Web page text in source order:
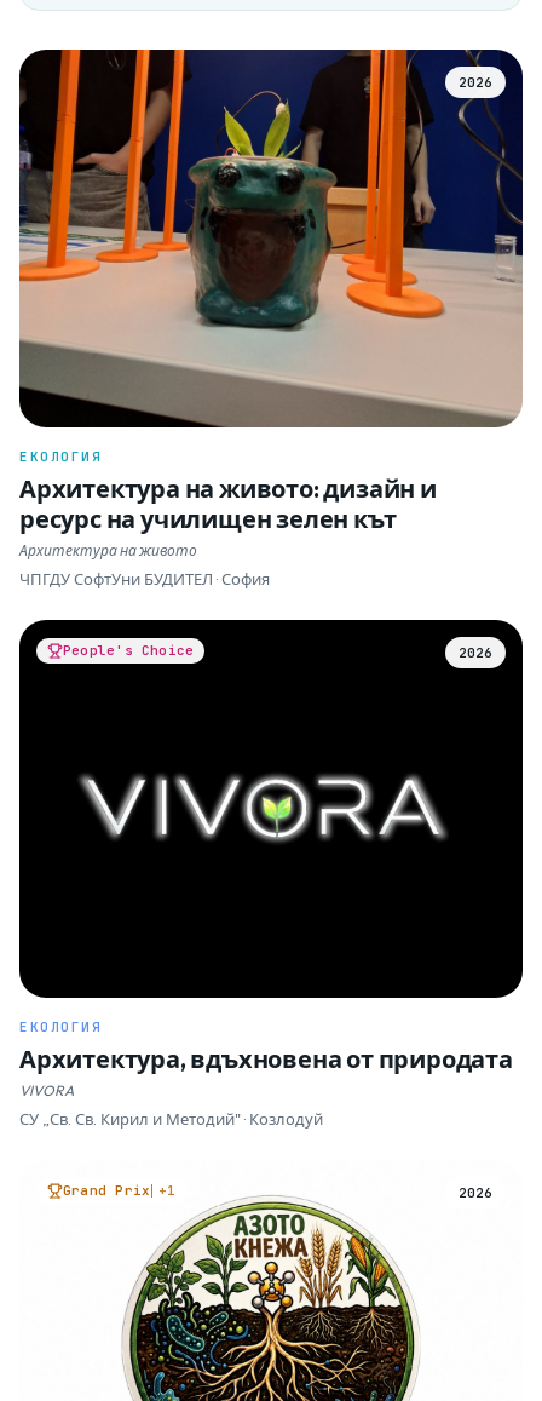
2026
ЕКОЛОГИЯ
Архитектура на живото: дизайн и
ресурс на училищен зелен кът
Архитектура на живото
ЧПГДУ СофтУни БУДИТЕЛ · София
People's Choice 2026
ЕКОЛОГИЯ
Архитектура, вдъхновена от природата
VIVORA
СУ „Св. Св. Кирил и Методий" · Козлодуй
Grand Prix +1 2026